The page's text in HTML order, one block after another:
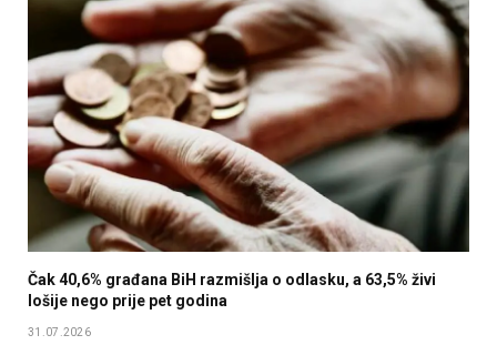
Čak 40,6% građana BiH razmišlja o odlasku, a 63,5% živi
lošije nego prije pet godina
31.07.2026